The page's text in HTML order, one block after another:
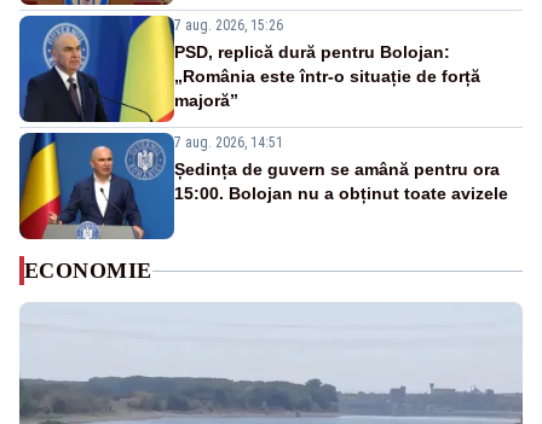
7 aug. 2026, 15:26
PSD, replică dură pentru Bolojan:
„România este într-o situație de forță
majoră”
7 aug. 2026, 14:51
Ședința de guvern se amână pentru ora
15:00. Bolojan nu a obținut toate avizele
ECONOMIE